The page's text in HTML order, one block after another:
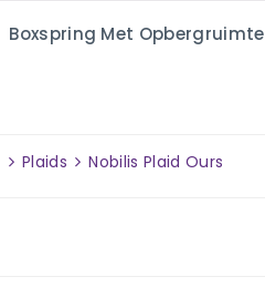
Boxspring Met Opbergruimte
Plaids Nobilis Plaid Ours